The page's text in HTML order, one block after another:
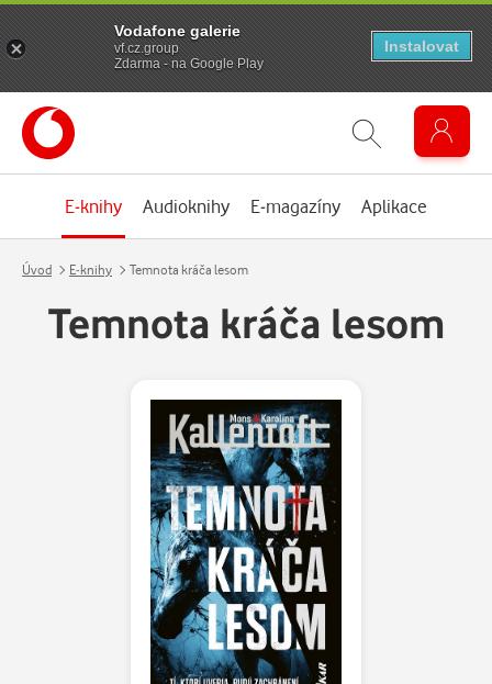
E-knihy Audioknihy E-magazíny Aplikace
Úvod E-knihy Temnota kráča lesom
Temnota kráča lesom
Vodafone galerie
vf.cz.group
Zdarma - na Google Play
Instalovat